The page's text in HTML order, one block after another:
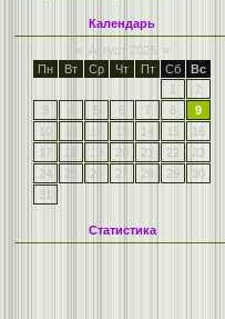
Календарь
«
Август 2026
»
Пн
Вт Ср Чт Пт Сб
Вс
1
2
3
4 5 6 7 8
9
10
11 12 13 14 15
16
17
18 19 20 21 22
23
24
25 26 27 28 29
30
31
Статистика